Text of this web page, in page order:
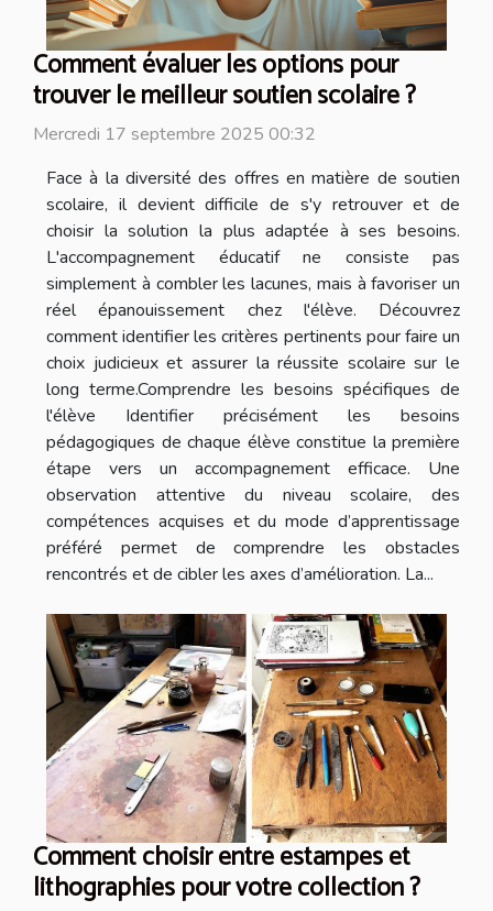
Comment évaluer les options pour
trouver le meilleur soutien scolaire ?
Mercredi 17 septembre 2025 00:32
Face à la diversité des offres en matière de soutien
scolaire, il devient difficile de s'y retrouver et de
choisir la solution la plus adaptée à ses besoins.
L'accompagnement éducatif ne consiste pas
simplement à combler les lacunes, mais à favoriser un
réel épanouissement chez l'élève. Découvrez
comment identifier les critères pertinents pour faire un
choix judicieux et assurer la réussite scolaire sur le
long terme.Comprendre les besoins spécifiques de
l'élève Identifier précisément les besoins
pédagogiques de chaque élève constitue la première
étape vers un accompagnement efficace. Une
observation attentive du niveau scolaire, des
compétences acquises et du mode d’apprentissage
préféré permet de comprendre les obstacles
rencontrés et de cibler les axes d’amélioration. La...
Comment choisir entre estampes et
lithographies pour votre collection ?